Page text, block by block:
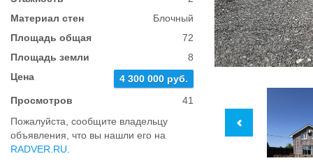
Материал стен
Блочный
Площадь общая
72
Площадь земли
8
Цена
4 300 000 руб.
Просмотров
41
Пожалуйста, сообщите владельцу
объявления, что вы нашли его на
RADVER.RU